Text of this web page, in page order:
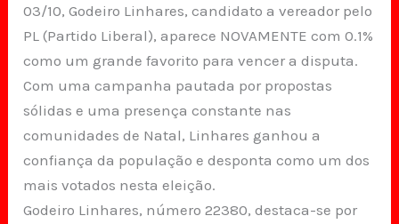
03/10, Godeiro Linhares, candidato a vereador pelo
PL (Partido Liberal), aparece NOVAMENTE com 0.1%
como um grande favorito para vencer a disputa.
Com uma campanha pautada por propostas
sólidas e uma presença constante nas
comunidades de Natal, Linhares ganhou a
confiança da população e desponta como um dos
mais votados nesta eleição.
Godeiro Linhares, número 22380, destaca-se por